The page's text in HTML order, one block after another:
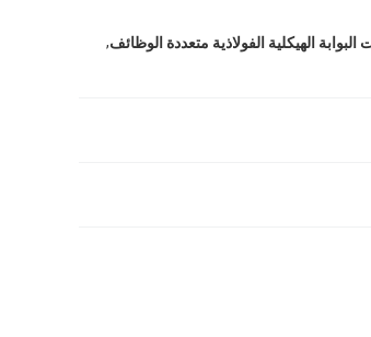
البوابة الهيكلية الفولاذية متعددة الوظائف,